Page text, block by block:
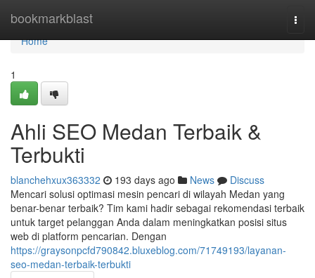
bookmarkblast
Home
Home
1
Ahli SEO Medan Terbaik &
Terbukti
blanchehxux363332 193 days ago News
Discuss
Mencari solusi optimasi mesin pencari di wilayah Medan yang
benar-benar terbaik? Tim kami hadir sebagai rekomendasi terbaik
untuk target pelanggan Anda dalam meningkatkan posisi situs
web di platform pencarian. Dengan
https://graysonpcfd790842.bluxeblog.com/71749193/layanan-
seo-medan-terbaik-terbukti